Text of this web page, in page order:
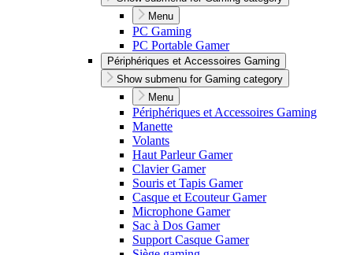
Menu
PC Gaming
PC Portable Gamer
Périphériques et Accessoires Gaming
Show submenu for Gaming category
Menu
Périphériques et Accessoires Gaming
Manette
Volants
Haut Parleur Gamer
Clavier Gamer
Souris et Tapis Gamer
Casque et Ecouteur Gamer
Microphone Gamer
Sac à Dos Gamer
Support Casque Gamer